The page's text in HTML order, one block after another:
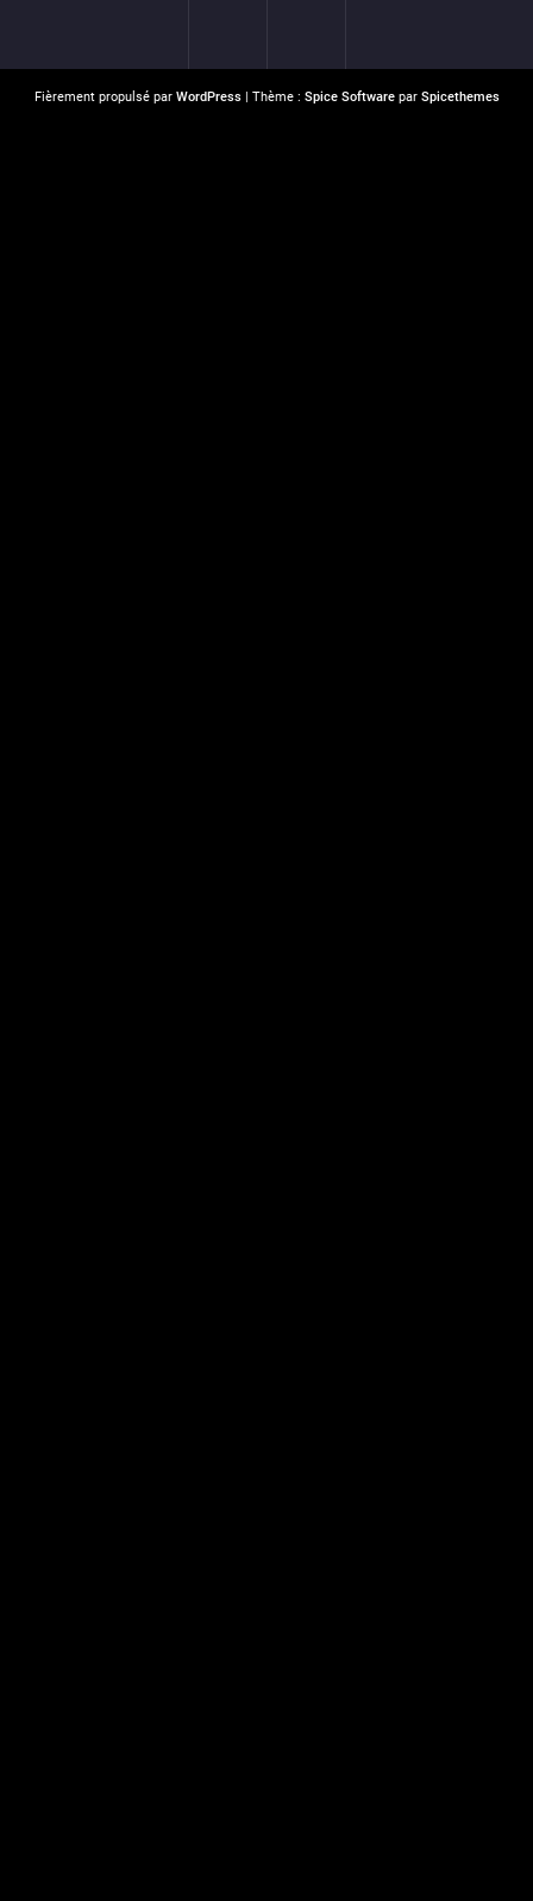
Fièrement propulsé par WordPress| Thème : Spice Softwarepar Spicethemes